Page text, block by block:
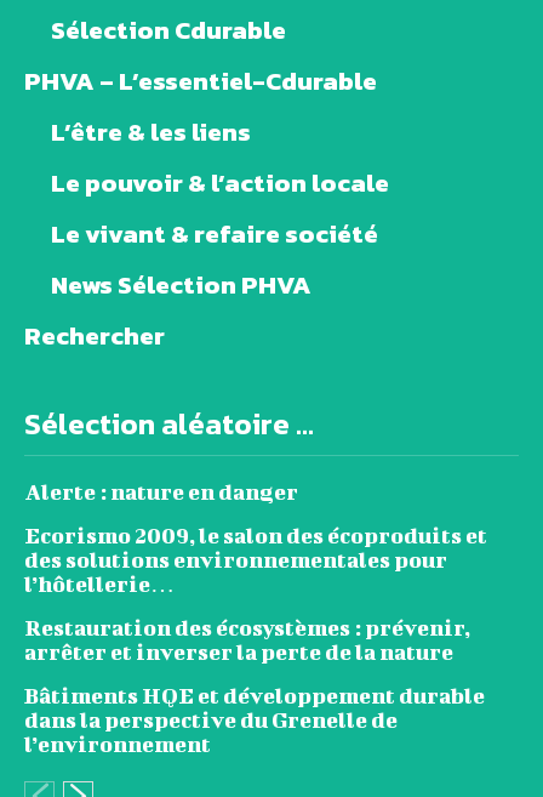
Sélection Cdurable
PHVA – L’essentiel-Cdurable
L’être & les liens
Le pouvoir & l’action locale
Le vivant & refaire société
News Sélection PHVA
Rechercher
Sélection aléatoire ...
Alerte : nature en danger
Ecorismo 2009, le salon des écoproduits et
des solutions environnementales pour
l’hôtellerie…
Restauration des écosystèmes : prévenir,
arrêter et inverser la perte de la nature
Bâtiments HQE et développement durable
dans la perspective du Grenelle de
l’environnement